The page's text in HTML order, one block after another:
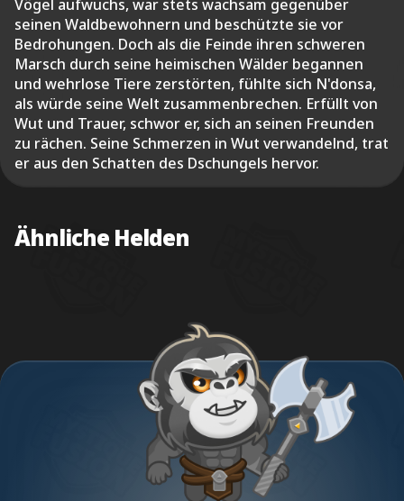
Vögel aufwuchs, war stets wachsam gegenüber
seinen Waldbewohnern und beschützte sie vor
Bedrohungen. Doch als die Feinde ihren schweren
Marsch durch seine heimischen Wälder begannen
und wehrlose Tiere zerstörten, fühlte sich N'donsa,
als würde seine Welt zusammenbrechen. Erfüllt von
Wut und Trauer, schwor er, sich an seinen Freunden
zu rächen. Seine Schmerzen in Wut verwandelnd, trat
er aus den Schatten des Dschungels hervor.
Ähnliche Helden